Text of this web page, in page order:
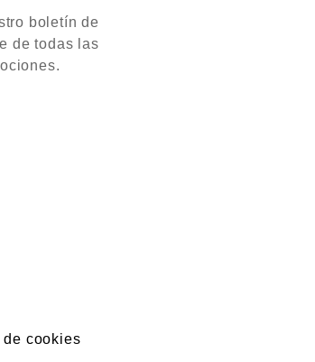
boletín de
de todas las
de cookies